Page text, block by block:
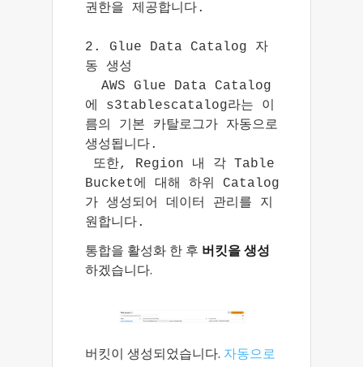
권한을 제공합니다.
2. Glue Data Catalog 자
동 생성
에 s3tablescatalog라는 이
름의 기본 카탈로그가 자동으로
생성됩니다.
Bucket에 대해 하위 Catalog
가 생성되어 데이터 관리를 지
원합니다.
통합을 활성화 한 후 버킷을 생성
하겠습니다.
버킷이 생성되었습니다. 자동으로